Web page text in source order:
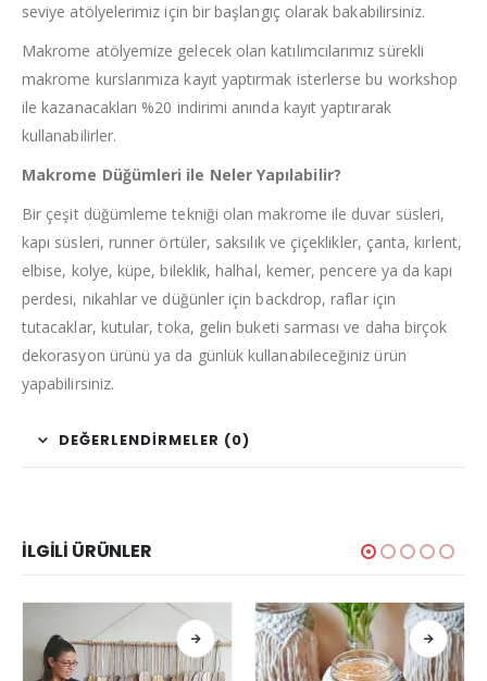
seviye atölyelerimiz için bir başlangıç olarak bakabilirsiniz.
Makrome atölyemize gelecek olan katılımcılarımız sürekli
makrome kurslarımıza kayıt yaptırmak isterlerse bu workshop
ile kazanacakları %20 indirimi anında kayıt yaptırarak
kullanabilirler.
Makrome Düğümleri ile Neler Yapılabilir?
Bir çeşit düğümleme tekniği olan makrome ile duvar süsleri,
kapı süsleri, runner örtüler, saksılık ve çiçeklikler, çanta, kırlent,
elbise, kolye, küpe, bileklik, halhal, kemer, pencere ya da kapı
perdesi, nikahlar ve düğünler için backdrop, raflar için
tutacaklar, kutular, toka, gelin buketi sarması ve daha birçok
dekorasyon ürünü ya da günlük kullanabileceğiniz ürün
yapabilirsiniz.
DEĞERLENDIRMELER (0)
İLGILI ÜRÜNLER